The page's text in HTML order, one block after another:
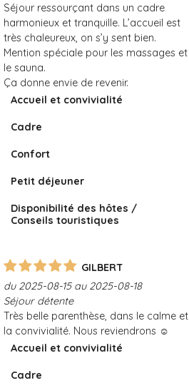
Séjour ressourçant dans un cadre
harmonieux et tranquille. L’accueil est
très chaleureux, on s’y sent bien.
Mention spéciale pour les massages et
le sauna.
Ça donne envie de revenir.
Accueil et convivialité
Cadre
Confort
Petit déjeuner
Disponibilité des hôtes /
Conseils touristiques
GILBERT
du 2025-08-15 au 2025-08-18
Séjour détente
Très belle parenthèse, dans le calme et
la convivialité. Nous reviendrons ☺️
Accueil et convivialité
Cadre